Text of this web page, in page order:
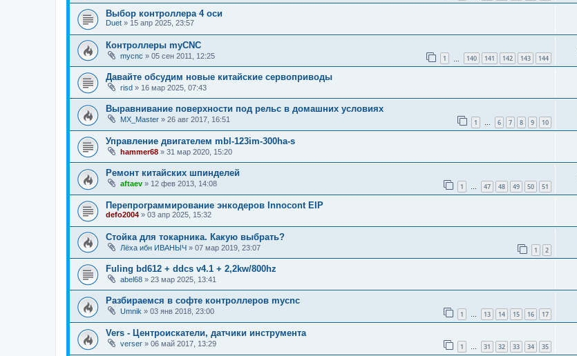
Выбор контроллера 4 оси
Duet » 15 апр 2025, 23:57
Контроллеры myCNC
mycnc » 05 сен 2011, 12:25 1 140 141 142 143 144
Давайте обсудим новые китайские сервоприводы
risd » 16 мар 2025, 07:43
Выравнивание поверхности под рельс в домашних условиях
MX_Master » 26 авг 2017, 16:51 1 … 6 7 8 9 10
Управление двигателем mbl-123im-300ha-s
hammer68 » 31 мар 2020, 15:20
Ремонт китайских шпинделей
aftaev » 12 фев 2013, 14:08 1 … 47 48 49 50 51
Перепрограммирование энкодеров Innocont EIP
defo2004 » 03 апр 2025, 15:32
Стойка для токарника. Какую выбрать?
Лёха ибн ИВАНЫЧ » 07 мар 2019, 23:07 1 2
Fuling bd612 + ddcs v4.1 + 2,2kw/800hz
abel68 » 23 мар 2025, 13:41
Разбираемся в софте контроллеров mycnc
Umnik » 03 янв 2018, 23:00 1 … 13 14 15 16 17
Vers - Центроискатели, датчики инструмента
verser » 06 май 2017, 13:29 1 31 32 33 34 35